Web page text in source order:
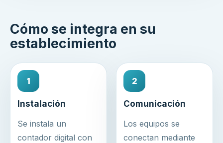
Cómo se integra en su
establecimiento
1
Instalación
Se instala un
contador digital con
2
Comunicación
Los equipos se
conectan mediante